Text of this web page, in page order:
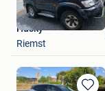
in
Mijn
Husky
Riemst